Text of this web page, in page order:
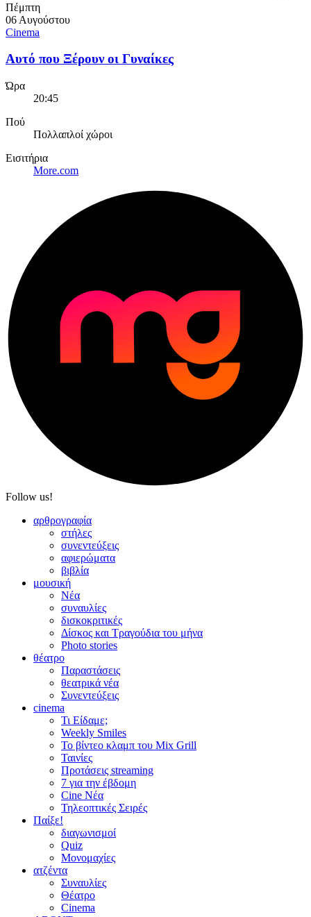
Πέμπτη
06 Αυγούστου
Cinema
Αυτό που Ξέρουν οι Γυναίκες
Ώρα
20:45
Πού
Πολλαπλοί χώροι
Εισιτήρια
More.com
Follow us!
αρθρογραφία
στήλες
συνεντεύξεις
αφιερώματα
βιβλία
μουσική
Νέα
συναυλίες
δισκοκριτικές
Δίσκος και Τραγούδια του μήνα
Photo stories
θέατρο
Παραστάσεις
θεατρικά νέα
Συνεντεύξεις
cinema
Τι Είδαμε;
Weekly Smiles
Το βίντεο κλαμπ του Mix Grill
Ταινίες
Προτάσεις streaming
7 για την έβδομη
Cine Νέα
Τηλεοπτικές Σειρές
Παίξε!
διαγωνισμοί
Quiz
Μονομαχίες
ατζέντα
Συναυλίες
Θέατρο
Cinema